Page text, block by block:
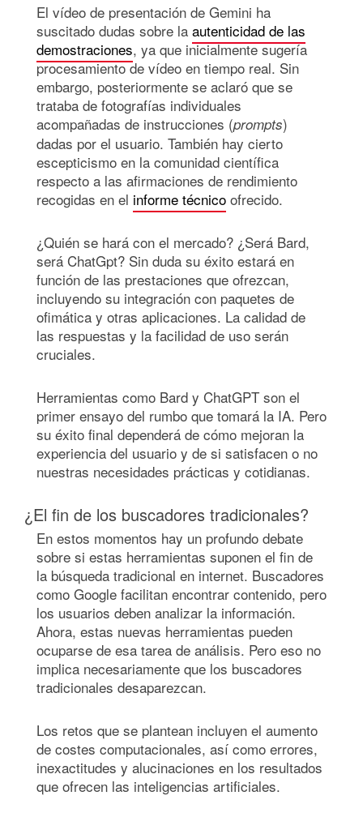
El vídeo de presentación de Gemini ha
suscitado dudas sobre la autenticidad de las
demostraciones, ya que inicialmente sugería
procesamiento de vídeo en tiempo real. Sin
embargo, posteriormente se aclaró que se
trataba de fotografías individuales
acompañadas de instrucciones (prompts)
dadas por el usuario. También hay cierto
escepticismo en la comunidad científica
respecto a las afirmaciones de rendimiento
recogidas en el informe técnico ofrecido.
¿Quién se hará con el mercado? ¿Será Bard,
será ChatGpt? Sin duda su éxito estará en
función de las prestaciones que ofrezcan,
incluyendo su integración con paquetes de
ofimática y otras aplicaciones. La calidad de
las respuestas y la facilidad de uso serán
cruciales.
Herramientas como Bard y ChatGPT son el
primer ensayo del rumbo que tomará la IA. Pero
su éxito final dependerá de cómo mejoran la
experiencia del usuario y de si satisfacen o no
nuestras necesidades prácticas y cotidianas.
¿El fin de los buscadores tradicionales?
En estos momentos hay un profundo debate
sobre si estas herramientas suponen el fin de
la búsqueda tradicional en internet. Buscadores
como Google facilitan encontrar contenido, pero
los usuarios deben analizar la información.
Ahora, estas nuevas herramientas pueden
ocuparse de esa tarea de análisis. Pero eso no
implica necesariamente que los buscadores
tradicionales desaparezcan.
Los retos que se plantean incluyen el aumento
de costes computacionales, así como errores,
inexactitudes y alucinaciones en los resultados
que ofrecen las inteligencias artificiales.